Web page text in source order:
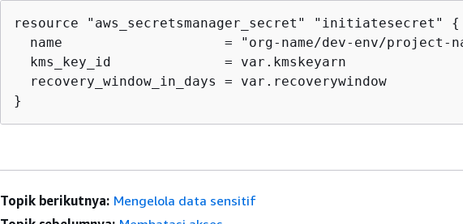
resource "aws_secretsmanager_secret" "initiatesecret" {
name                    = "org-name/dev-env/project-
  kms_key_id              = var.kmskeyarn
  recovery_window_in_days = var.recoverywindow
}
Topik berikutnya: Mengelola data sensitif